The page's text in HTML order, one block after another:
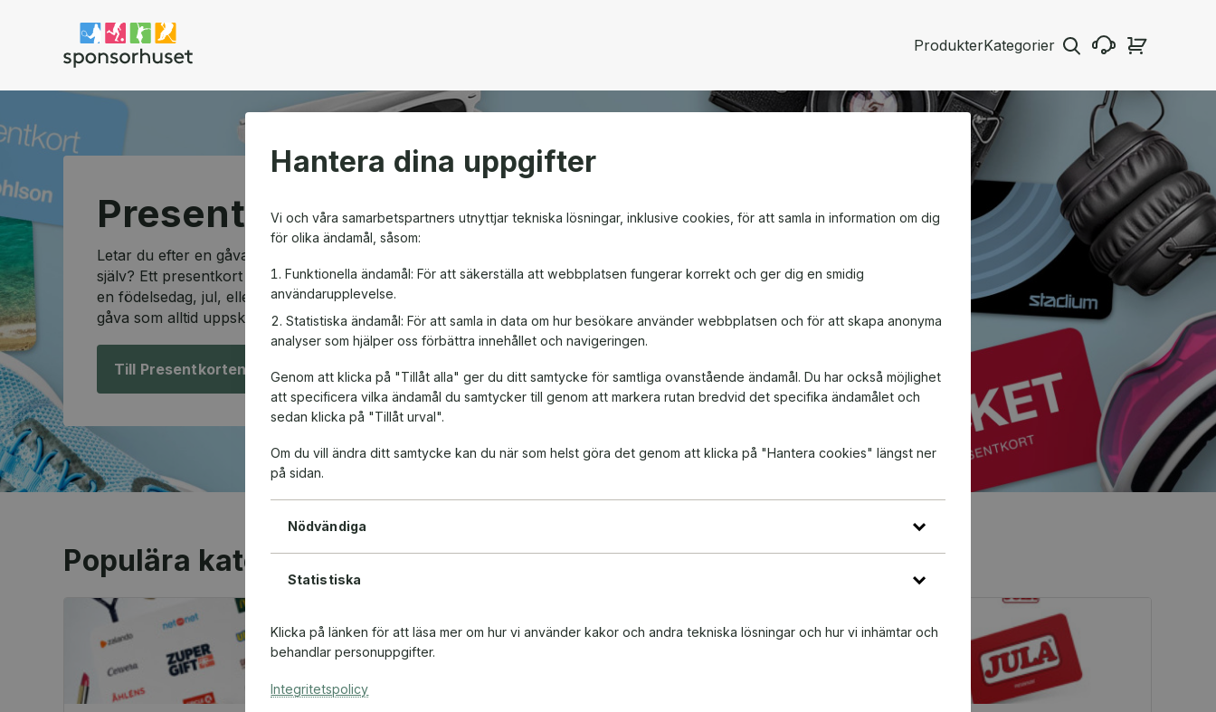
Hantera dina uppgifter
Vi och våra samarbetspartners utnyttjar tekniska lösningar, inklusive cookies, för att samla in information om dig
för olika ändamål, såsom:
Funktionella ändamål: För att säkerställa att webbplatsen fungerar korrekt och ger dig en smidig
användarupplevelse.
Statistiska ändamål: För att samla in data om hur besökare använder webbplatsen och för att skapa anonyma
analyser som hjälper oss förbättra innehållet och navigeringen.
Genom att klicka på "Tillåt alla" ger du ditt samtycke för samtliga ovanstående ändamål. Du har också möjlighet
att specificera vilka ändamål du samtycker till genom att markera rutan bredvid det specifika ändamålet och
sedan klicka på "Tillåt urval".
Om du vill ändra ditt samtycke kan du när som helst göra det genom att klicka på "Hantera cookies" längst ner
på sidan.
Nödvändiga
Statistiska
Klicka på länken för att läsa mer om hur vi använder kakor och andra tekniska lösningar och hur vi inhämtar och
behandlar personuppgifter.
Integritetspolicy
ProdukterKategorier
Sponsorhuset shop
Presentkortsshopen
Letar du efter en gåva som passar alla och som ger friheten att välja
själv? Ett presentkort är den perfekta lösningen! Oavsett om det är till
en födelsedag, jul, eller en speciell anledning, är ett presentkort en
gåva som alltid uppskattas.
Till Presentkorten!
Populära kategorier